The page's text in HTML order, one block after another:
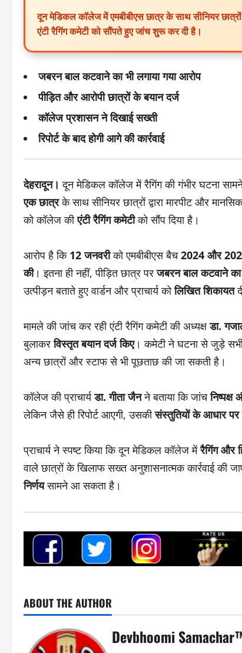
दून मेडिकल कॉलेज में एमबीबीएस छात्र के साथ सीनियर
एंटी रैगिंग कमेटी को सौंपते हुए जांच शुरू कर दी है।
जबरन बाल कटवाने का भी लगाया गया आरोप
पीड़ित और आरोपी छात्रों के बयान दर्ज
कॉलेज प्रशासन ने दिखाई सख्ती
रिपोर्ट के बाद होगी आगे की कार्रवाई
देहरादून। दून मेडिकल कॉलेज में रैगिंग की गंभीर घटना
एक छात्रके साथ सीनियर छात्रों द्वारा मारपीट और
को कॉलेज कीएंटी रैगिंग कमेटीको सौंप दिया है।
आरोप है कि 12 जनवरीको एमबीबीएस बैच2024 और
की। इतना ही नहीं, पीड़ित छात्र परजबरन बाल कटवाने का
उत्पीड़न बताते हुए वार्डन और प्राचार्य कोलिखित शिकायत
मामले की जांच कर रही एंटी रैगिंग कमेटी की अध्यक्षडा.
बुलाकरविस्तृत बयान दर्ज किए। कमेटी ने घटना से जुड़े
अन्य छात्रों और स्टाफ से भी पूछताछ की जा सकती है।
कॉलेज की प्राचार्यडा. गीता जैनने बताया कि जांचनिष्पक्ष
लेकिन जैसे ही रिपोर्ट आएगी, उसकीसंस्तुतियों के आधार पर
प्राचार्य ने स्पष्ट किया कि दून मेडिकल कॉलेज मेंरैगिंग और
वाले छात्रों के खिलाफ सख्त अनुशासनात्मक कार्रवाई की
निर्णयसामने आ सकता है।
ABOUT THE AUTHOR
Devbhoomi